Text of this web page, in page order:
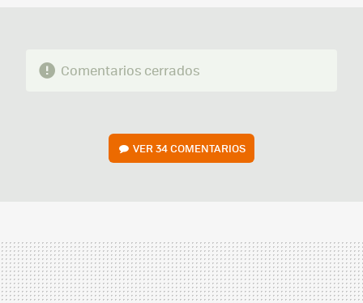
Comentarios cerrados
VER34 COMENTARIOS